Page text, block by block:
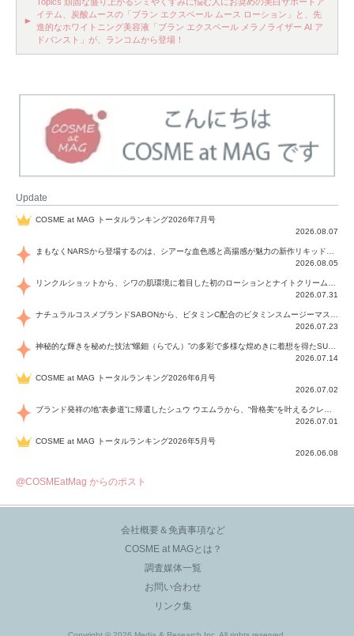
イテム、炭酸ムースの「ブラン エクスペール ムース ローション」と、先
進的なホワイトニング美容液「ブラン エクスペール メラノライザー AI ア
ドバンスト」が、ランコムから登場！
Update
COSME at MAG トータルランキング2026年7月号
2026.08.07
2026.08.05
2026.07.31
2026.07.23
2026.07.14
COSME at MAG トータルランキング2026年6月号
2026.07.02
2026.07.01
COSME at MAG トータルランキング2026年5月号
2026.06.08
@COSMEatMag からのポスト
会社概要＆免責事項など
COSME at MAGとは？
調査媒体一覧
お問い合わせ
リンク集